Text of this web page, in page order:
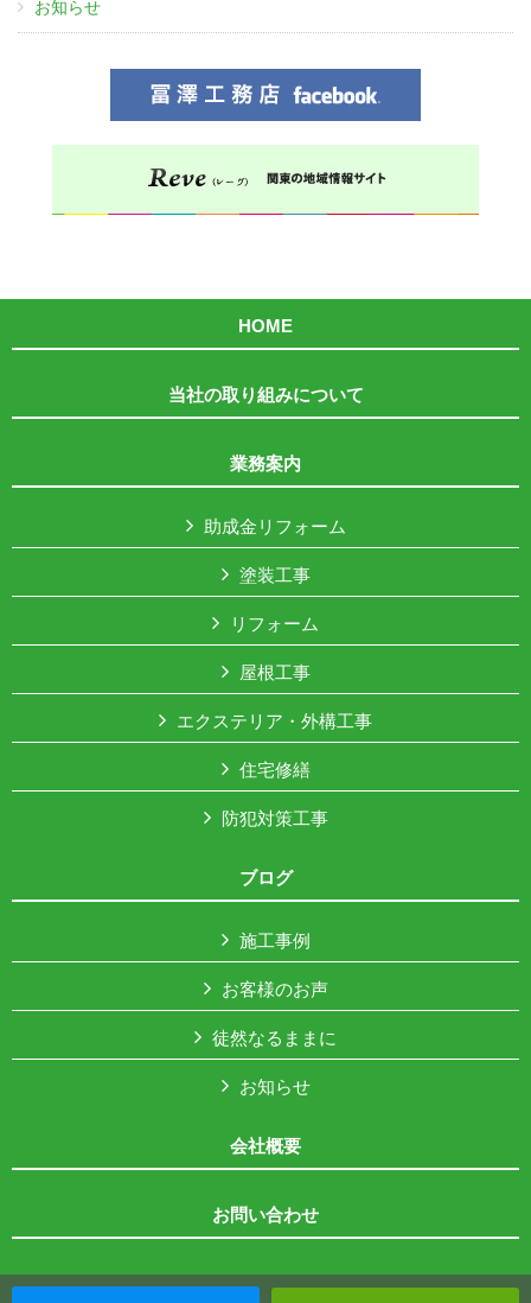
お知らせ
HOME
当社の取り組みについて
業務案内
助成金リフォーム
塗装工事
リフォーム
屋根工事
エクステリア・外構工事
住宅修繕
防犯対策工事
ブログ
施工事例
お客様のお声
徒然なるままに
お知らせ
会社概要
お問い合わせ